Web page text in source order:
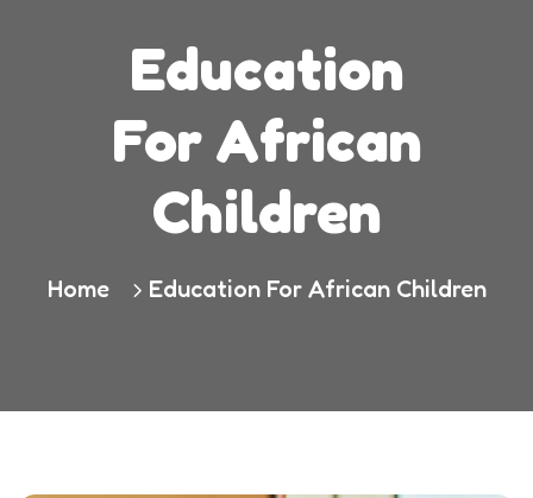
Education
For African
Children
Home Education For African Children